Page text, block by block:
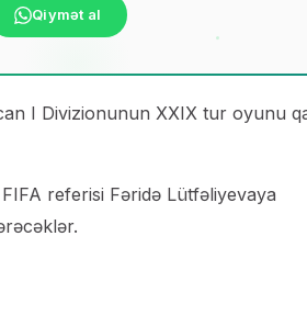
Qiymət al
I Divizionunun XXIX tur oyunu
referisi Fəridə Lütfəliyevaya